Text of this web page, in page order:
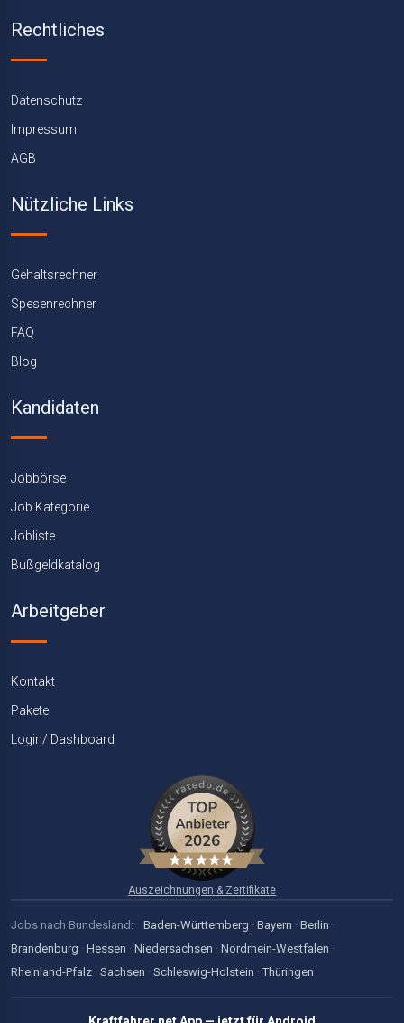
Rechtliches
Datenschutz
Impressum
AGB
Nützliche Links
Gehaltsrechner
Spesenrechner
FAQ
Blog
Kandidaten
Jobbörse
Job Kategorie
Jobliste
Bußgeldkatalog
Arbeitgeber
Kontakt
Pakete
Login/ Dashboard
Auszeichnungen & Zertifikate
Jobs nach Bundesland: Baden-Württemberg · Bayern · Berlin ·
Brandenburg · Hessen · Niedersachsen · Nordrhein-Westfalen ·
Rheinland-Pfalz · Sachsen · Schleswig-Holstein · Thüringen